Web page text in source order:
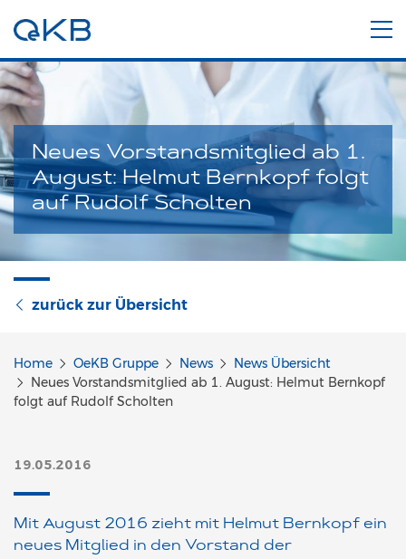
Neues Vorstandsmitglied ab 1.
August: Helmut Bernkopf folgt
auf Rudolf Scholten
zurück zur Übersicht
Home OeKB Gruppe News
News Übersicht
Neues Vorstandsmitglied ab 1. August: Helmut Bernkopf
folgt auf Rudolf Scholten
19.05.2016
Mit August 2016 zieht mit Helmut Bernkopf ein
neues Mitglied in den Vorstand der